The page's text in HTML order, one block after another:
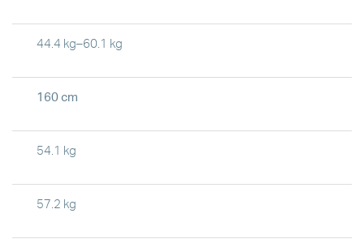
44.4 kg–60.1 kg
160 cm
54.1 kg
57.2 kg